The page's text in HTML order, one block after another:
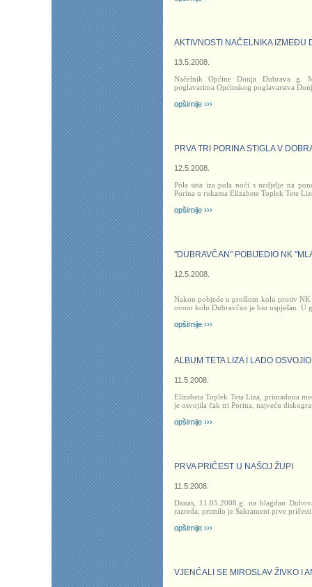
AKTIVNOSTI NAČELNIKA IZMEĐU
13.5.2008.
Načelnik Općine Donja Dubrava g.
poglavarima Općinskog poglavarstva
opširnije ›››
PRVA TRI PORINA STIGLA V
12.5.2008.
Pola sata iza pola noći s nedjelje na
Porina u rukama Elizabete Toplek Tete
opširnije ›››
"DUBRAVČAN" POBIJEDIO NK
12.5.2008.
Nakon pobjede u prošlom kolu protiv
ovom kolu Dubravčan je bio uspješan. U
opširnije ›››
ALBUM TETA LIZA I LADO
11.5.2008.
Elizabeta Toplek Teta Liza, primadona
je osvojila čak tri Porina, najveću
opširnije ›››
PRVA PRIČEST U NAŠOJ ŽUPI
11.5.2008.
Danas, 11.05.2008.g. na blagdan
razreda, primilo je Sakrament prve
opširnije ›››
VJENČALI SE MIROSLAV ŽIVKO I